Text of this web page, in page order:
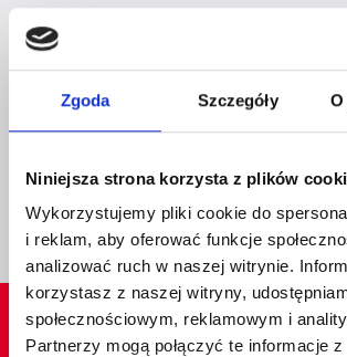
Zgoda Szczegóły
Niniejsza strona korzysta z plików
Wykorzystujemy pliki cookie do
i reklam, aby oferować funkcje
analizować ruch w naszej witrynie.
korzystasz z naszej witryny,
społecznościowym, reklamowym i
Partnerzy mogą połączyć te informacje
DOŁĄCZ DO
POCZUJ
KOBIECEJ